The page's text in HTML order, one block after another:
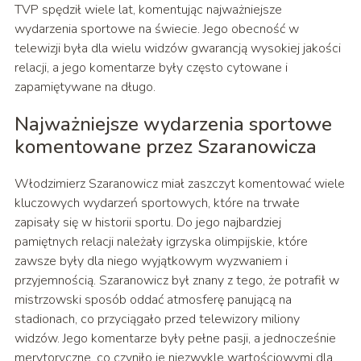
TVP spędził wiele lat, komentując najważniejsze
wydarzenia sportowe na świecie. Jego obecność w
telewizji była dla wielu widzów gwarancją wysokiej jakości
relacji, a jego komentarze były często cytowane i
zapamiętywane na długo.
Najważniejsze wydarzenia sportowe
komentowane przez Szaranowicza
Włodzimierz Szaranowicz miał zaszczyt komentować wiele
kluczowych wydarzeń sportowych, które na trwałe
zapisały się w historii sportu. Do jego najbardziej
pamiętnych relacji należały igrzyska olimpijskie, które
zawsze były dla niego wyjątkowym wyzwaniem i
przyjemnością. Szaranowicz był znany z tego, że potrafił w
mistrzowski sposób oddać atmosferę panującą na
stadionach, co przyciągało przed telewizory miliony
widzów. Jego komentarze były pełne pasji, a jednocześnie